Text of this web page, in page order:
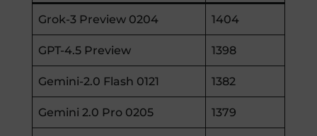
Grok-3 Preview 0204 1404
GPT-4.5 Preview 1398
Gemini-2.0 Flash 0121 1382
Gemini 2.0 Pro 0205 1379